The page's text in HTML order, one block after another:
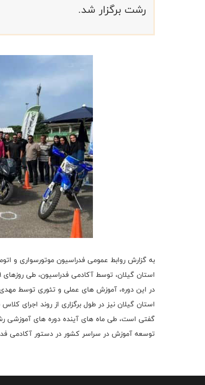
رشت برگزار شد.
به گزارش روابط عمومی فدراسیون موتورسواری و
استان گیلان، توسط آکادمی فدراسیون، طی روزهای 29 تیرماه الی یکم مردادماه در پیست سردار جنگل رشت برگزار شد.
در این دوره، آموزش های عملی و تئوری توسط
استان گیلان نیز در طول برگزاری از روند اجرای کلاس
گفتی است، طی ماه های آینده دوره های آموزشی
توسعه آموزش در سراسر کشور در دستور آکادمی